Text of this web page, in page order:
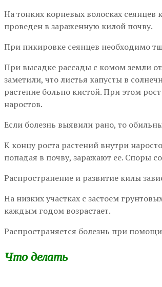
На тонких корневых волосках
проведен в зараженную килой почву.
При пикировке сеянцев необходимо
При высадке рассады с комом земли
заметили, что листья капусты в
растение больно кистой. При этом
наростов.
Если болезнь выявили рано, то
К концу роста растений внутри
попадая в почву, заражают ее. Споры
Распространение и развитие килы
На низких участках с застоем
каждым годом возрастает.
Распространяется болезнь при
Что делать